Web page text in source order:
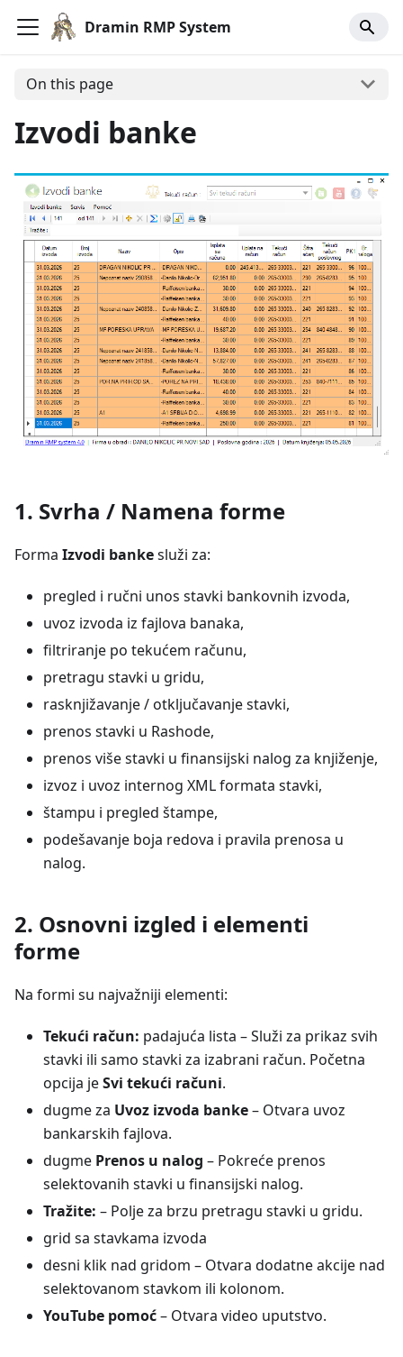
Dramin RMP System
On this page
Izvodi banke
1. Svrha / Namena forme
Forma Izvodi bankesluži za:
pregled i ručni unos stavki bankovnih izvoda,
uvoz izvoda iz fajlova banaka,
filtriranje po tekućem računu,
pretragu stavki u gridu,
rasknjižavanje / otključavanje stavki,
prenos stavki u Rashode,
prenos više stavki u finansijski nalog za knjiženje,
izvoz i uvoz internog XML formata stavki,
štampu i pregled štampe,
podešavanje boja redova i pravila prenosa u
nalog.
2. Osnovni izgled i elementi
forme
Na formi su najvažniji elementi:
Tekući račun: padajuća lista – Služi za prikaz svih
stavki ili samo stavki za izabrani račun. Početna
opcija jeSvi tekući računi.
dugme za Uvoz izvoda banke– Otvara uvoz
bankarskih fajlova.
dugme Prenos u nalog – Pokreće prenos
selektovanih stavki u finansijski nalog.
Tražite: – Polje za brzu pretragu stavki u gridu.
grid sa stavkama izvoda
desni klik nad gridom – Otvara dodatne akcije nad
selektovanom stavkom ili kolonom.
YouTube pomoć– Otvara video uputstvo.